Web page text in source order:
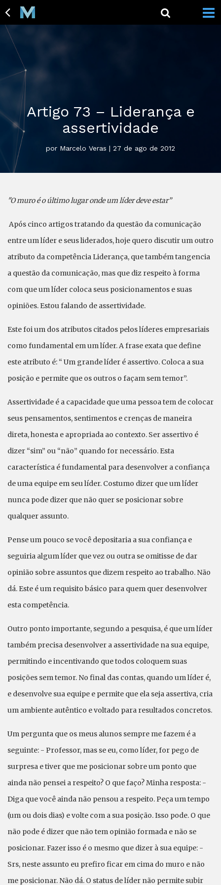
Artigo 73 – Liderança e
assertividade
por Marcelo Veras | 27 de ago de 2012
"O muro é o último lugar onde um líder deve estar”
Após cinco artigos tratando da questão da comunicação
entre um líder e seus liderados, hoje quero discutir um outro
atributo da competência Liderança, que também tangencia
a questão da comunicação, mas que diz respeito à forma
com que um líder coloca seus posicionamentos e suas
opiniões. Estou falando de assertividade.
Este foi um dos atributos citados pelos líderes empresariais
como fundamental em um líder. A frase exata que define
este atributo é: “ Um grande líder é assertivo. Coloca a sua
posição e permite que os outros o façam sem temor”.
Assertividade é a capacidade que uma pessoa tem de colocar
seus pensamentos, sentimentos e crenças de maneira
direta, honesta e apropriada ao contexto. Ser assertivo é
dizer “sim” ou “não” quando for necessário. Esta
característica é fundamental para desenvolver a confiança
de uma equipe em seu líder. Costumo dizer que um líder
nunca pode dizer que não quer se posicionar sobre
qualquer assunto.
Pense um pouco se você depositaria a sua confiança e
seguiria algum líder que vez ou outra se omitisse de dar
opinião sobre assuntos que dizem respeito ao trabalho. Não
dá. Este é um requisito básico para quem quer desenvolver
esta competência.
Outro ponto importante, segundo a pesquisa, é que um líder
também precisa desenvolver a assertividade na sua equipe,
permitindo e incentivando que todos coloquem suas
posições sem temor. No final das contas, quando um líder é,
e desenvolve sua equipe e permite que ela seja assertiva, cria
um ambiente autêntico e voltado para resultados concretos.
Um pergunta que os meus alunos sempre me fazem é a
seguinte: - Professor, mas se eu, como líder, for pego de
surpresa e tiver que me posicionar sobre um ponto que
ainda não pensei a respeito? O que faço? Minha resposta: -
Diga que você ainda não pensou a respeito. Peça um tempo
(um ou dois dias) e volte com a sua posição. Isso pode. O que
não pode é dizer que não tem opinião formada e não se
posicionar. Fazer isso é o mesmo que dizer à sua equipe: -
Srs, neste assunto eu prefiro ficar em cima do muro e não
me posicionar. Não dá. O status de líder não permite subir